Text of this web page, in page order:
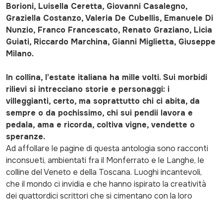
Borioni, Luisella Ceretta, Giovanni Casalegno,
Graziella Costanzo, Valeria De Cubellis, Emanuele Di
Nunzio, Franco Francescato, Renato Graziano, Licia
Guiati, Riccardo Marchina, Gianni Miglietta, Giuseppe
Milano.
In collina, l’estate italiana ha mille volti. Sui morbidi
rilievi si intrecciano storie e personaggi: i
villeggianti, certo, ma soprattutto chi ci abita, da
sempre o da pochissimo, chi sui pendii lavora e
pedala, ama e ricorda, coltiva vigne, vendette o
speranze.
Ad affollare le pagine di questa antologia sono racconti
inconsueti, ambientati fra il Monferrato e le Langhe, le
colline del Veneto e della Toscana. Luoghi incantevoli,
che il mondo ci invidia e che hanno ispirato la creatività
dei quattordici scrittori che si cimentano con la loro